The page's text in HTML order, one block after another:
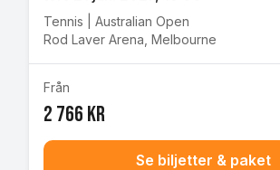
Tennis
Australian Open
Rod Laver Arena Melbourne
Från
2 766 kr
Se biljetter & paket